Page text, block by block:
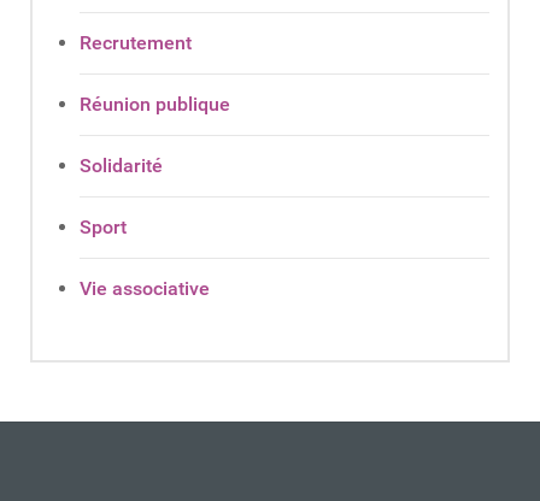
Recrutement
Réunion publique
Solidarité
Sport
Vie associative